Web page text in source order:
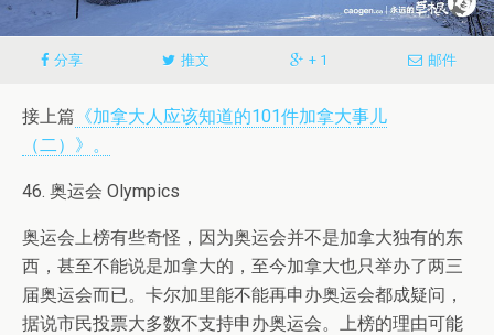
分享 推文 + 1 邮件
接上篇 《加拿大人应该知道的101件加拿大事儿
（二）》。
46. 奥运会 Olympics
奥运会上榜有些奇怪，因为奥运会并不是加拿大独有的东
西，甚至不能说是加拿大的，至今加拿大也只举办了两三
届奥运会而已。卡尔加里能不能再申办奥运会都成疑问，
据说市民投票大多数不支持申办奥运会。上榜的理由可能